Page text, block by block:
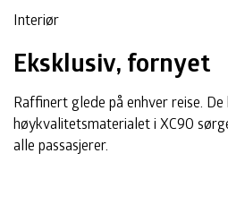
Interiør
Eksklusiv, fornyet
Raffinert glede på enhver reise.
høykvalitetsmaterialet i XC90
alle passasjerer.